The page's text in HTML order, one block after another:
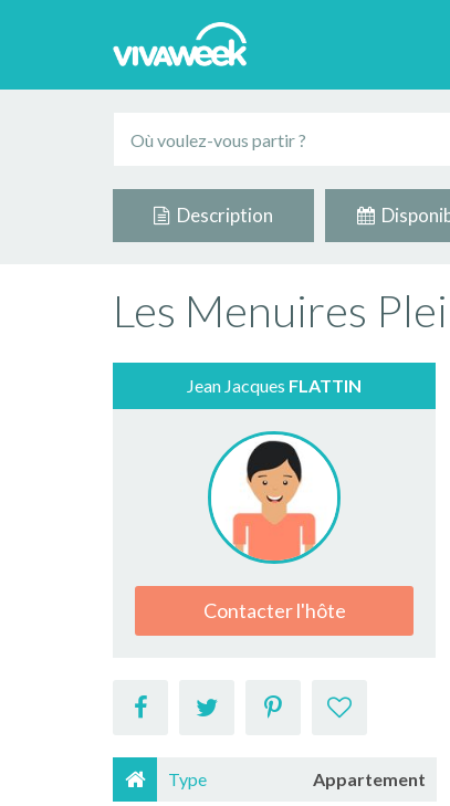
Description
Les Menuires
Jean Jacques FLATTIN
Contacter l'hôte
Type Appartement